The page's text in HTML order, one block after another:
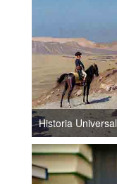
Historia Universal